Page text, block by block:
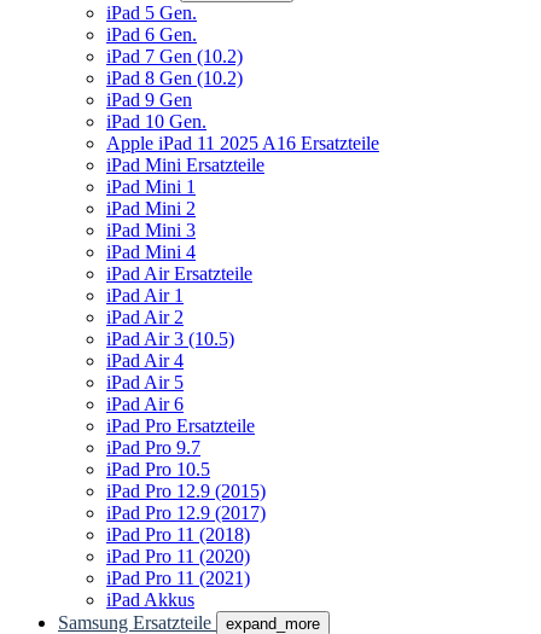
iPad 5 Gen.
iPad 6 Gen.
iPad 7 Gen (10.2)
iPad 8 Gen (10.2)
iPad 9 Gen
iPad 10 Gen.
Apple iPad 11 2025 A16 Ersatzteile
iPad Mini Ersatzteile
iPad Mini 1
iPad Mini 2
iPad Mini 3
iPad Mini 4
iPad Air Ersatzteile
iPad Air 1
iPad Air 2
iPad Air 3 (10.5)
iPad Air 4
iPad Air 5
iPad Air 6
iPad Pro Ersatzteile
iPad Pro 9.7
iPad Pro 10.5
iPad Pro 12.9 (2015)
iPad Pro 12.9 (2017)
iPad Pro 11 (2018)
iPad Pro 11 (2020)
iPad Pro 11 (2021)
iPad Akkus
Samsung Ersatzteile
expand_more